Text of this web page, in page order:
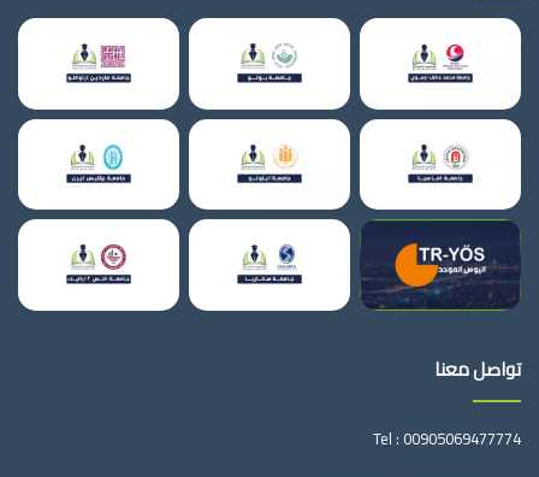
تواصل معنا
Tel : 00905069477774